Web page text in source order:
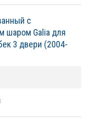
с
шаром Galia для
3 двери (2004-